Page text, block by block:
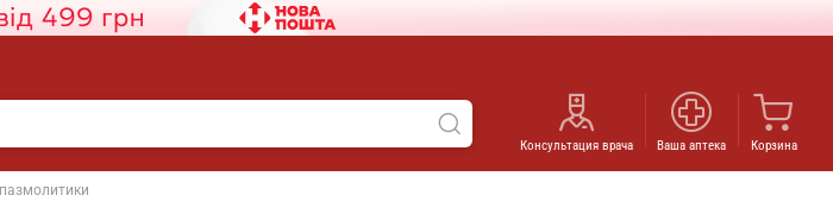
Консультация врача Ваша аптека Корзина